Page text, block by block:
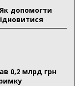
допомогти
0,2 млрд грн